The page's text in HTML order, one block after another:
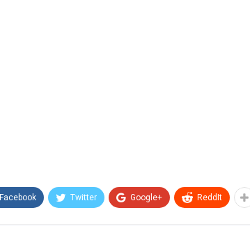
Facebook Twitter Google+ ReddIt